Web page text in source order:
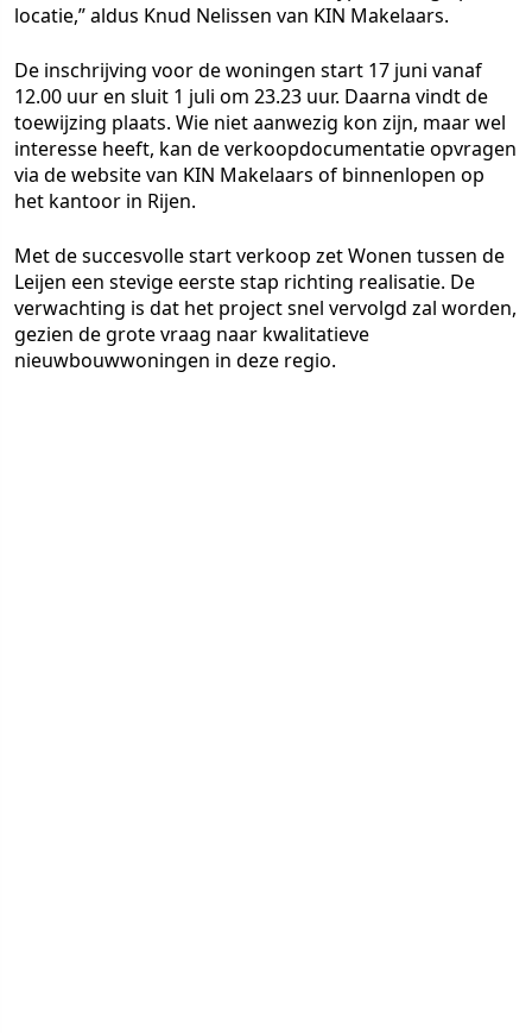
locatie,” aldus Knud Nelissen van KIN Makelaars.
De inschrijving voor de woningen start 17 juni vanaf
12.00 uur en sluit 1 juli om 23.23 uur. Daarna vindt de
toewijzing plaats. Wie niet aanwezig kon zijn, maar wel
interesse heeft, kan de verkoopdocumentatie opvragen
via de website van KIN Makelaars of binnenlopen op
het kantoor in Rijen.
Met de succesvolle start verkoop zet Wonen tussen de
Leijen een stevige eerste stap richting realisatie. De
verwachting is dat het project snel vervolgd zal worden,
gezien de grote vraag naar kwalitatieve
nieuwbouwwoningen in deze regio.